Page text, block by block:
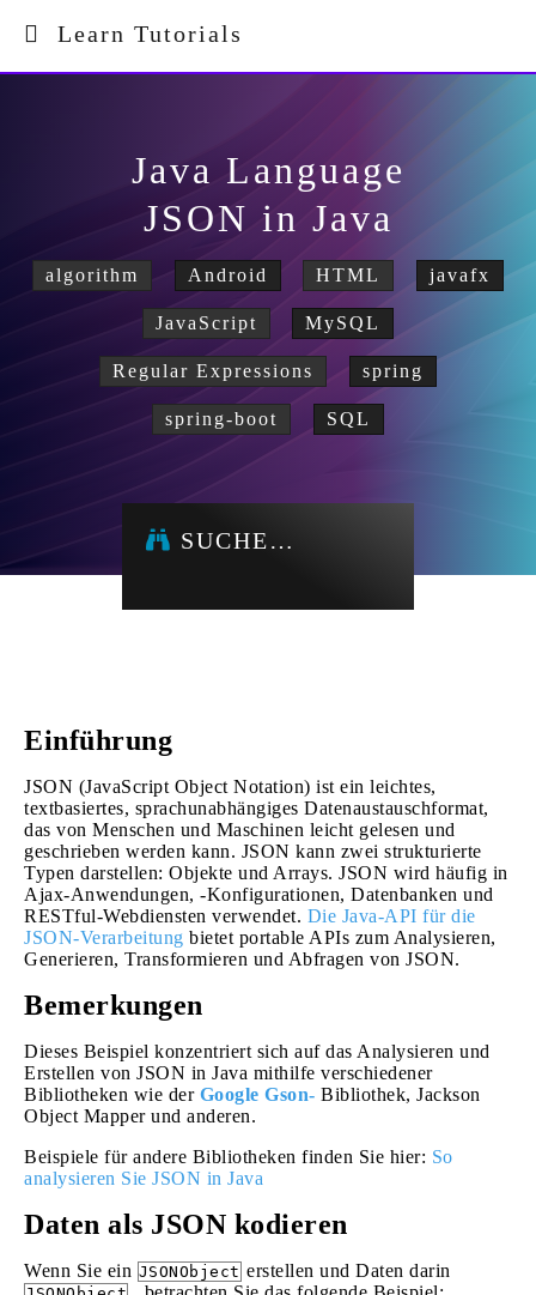
Learn Tutorials
Java Language
JSON in Java
algorithm Android HTML javafx
JavaScript MySQL
Regular Expressions spring
spring-boot SQL
SUCHE…
Einführung
JSON (JavaScript Object Notation) ist ein leichtes,
textbasiertes, sprachunabhängiges Datenaustauschformat,
das von Menschen und Maschinen leicht gelesen und
geschrieben werden kann. JSON kann zwei strukturierte
Typen darstellen: Objekte und Arrays. JSON wird häufig in
Ajax-Anwendungen, -Konfigurationen, Datenbanken und
RESTful-Webdiensten verwendet. Die Java-API für die
JSON-Verarbeitung bietet portable APIs zum Analysieren,
Generieren, Transformieren und Abfragen von JSON.
Bemerkungen
Dieses Beispiel konzentriert sich auf das Analysieren und
Erstellen von JSON in Java mithilfe verschiedener
Bibliotheken wie der Google Gson- Bibliothek, Jackson
Object Mapper und anderen.
Beispiele für andere Bibliotheken finden Sie hier: So
analysieren Sie JSON in Java
Daten als JSON kodieren
Wenn Sie ein JSONObject erstellen und Daten darin